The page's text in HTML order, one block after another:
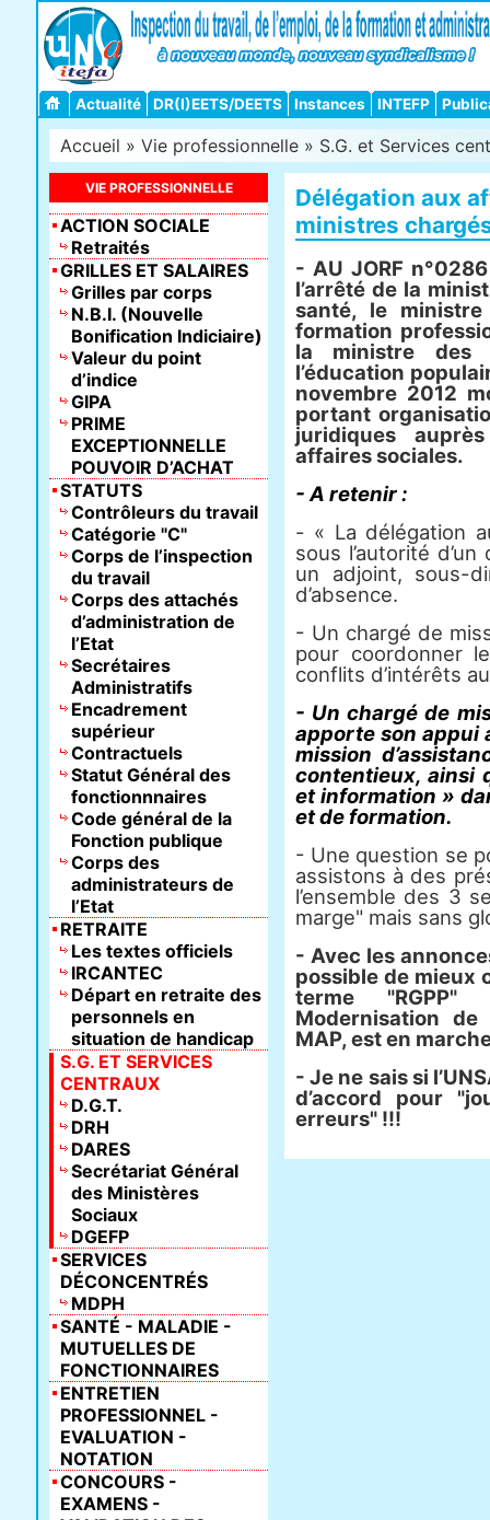
Actualité DR(I)EETS/DEETS Instances INTEFP
Accueil » Vie professionnelle » S.G. et Services
Délégation aux
ministres
- AU JORF
l’arrêté de la
santé, le
formation
la ministre des
l’éducation
novembre 2012
portant
juridiques
affaires sociales.
- A retenir :
- « La délégation
sous l’autorité
un adjoint, sous-
d’absence.
- Un chargé de
pour coordonner
conflits d’intérêts
- Un chargé de
apporte son appui
mission
contentieux, ainsi
et information »
et de formation.
- Une question se
assistons à des
l’ensemble des 3
marge" mais sans
- Avec les
possible de mieux
terme
Modernisation de
MAP, est en
- Je ne sais si
d’accord pour
erreurs" !!!
VIE PROFESSIONNELLE
ACTION SOCIALE
Retraités
GRILLES ET SALAIRES
Grilles par corps
N.B.I. (Nouvelle
Bonification Indiciaire)
Valeur du point
d’indice
GIPA
PRIME
EXCEPTIONNELLE
POUVOIR D’ACHAT
STATUTS
Contrôleurs du travail
Catégorie "C"
Corps de l’inspection
du travail
Corps des attachés
d’administration de
l’Etat
Secrétaires
Administratifs
Encadrement
supérieur
Contractuels
Statut Général des
fonctionnnaires
Code général de la
Fonction publique
Corps des
administrateurs de
l’Etat
RETRAITE
Les textes officiels
IRCANTEC
Départ en retraite des
personnels en
situation de handicap
S.G. ET SERVICES
CENTRAUX
D.G.T.
DRH
DARES
Secrétariat Général
des Ministères
Sociaux
DGEFP
SERVICES
DÉCONCENTRÉS
MDPH
SANTÉ - MALADIE -
MUTUELLES DE
FONCTIONNAIRES
ENTRETIEN
PROFESSIONNEL -
EVALUATION -
NOTATION
CONCOURS -
EXAMENS -